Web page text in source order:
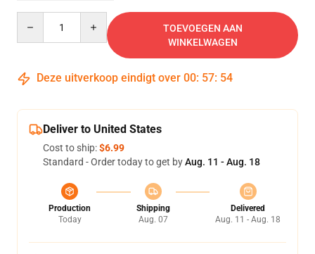
TOEVOEGEN AAN
WINKELWAGEN
Deze uitverkoop eindigt over 00: 57: 53
Deliver to United States
Cost to ship:$6.99
Standard - Order today to get byAug. 11 - Aug. 18
Production
Today
Shipping
Aug. 07
Delivered
Aug. 11 - Aug. 18